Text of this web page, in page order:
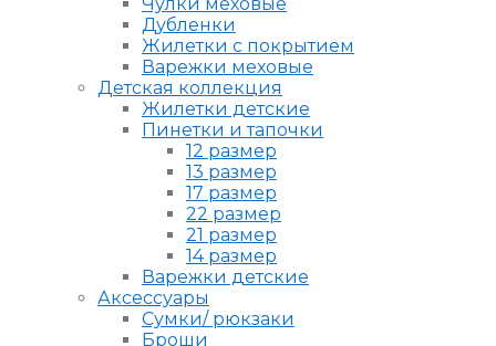
Дубленки
Жилетки с покрытием
Варежки меховые
Детская коллекция
Жилетки детские
Пинетки и тапочки
12 размер
13 размер
17 размер
22 размер
21 размер
14 размер
Варежки детские
Аксессуары
Сумки/ рюкзаки
Броши